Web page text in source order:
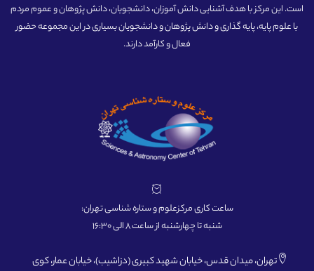
است. این مرکز با هدف آشنایی دانش آموزان، دانشجویان، دانش پژوهان و عموم مردم
با علوم پایه، پایه گذاری و دانش پژوهان و دانشجویان بسیاری در این مجموعه حضور
فعال و کارآمد دارند.
ساعت کاری مرکزعلوم و ستاره شناسی تهران:
شنبه تا چهارشنبه از ساعت 8 الی 16:30
تهران، میدان قدس، خیابان شهید کبیری (دزاشیب)، خیابان عمار، کوی